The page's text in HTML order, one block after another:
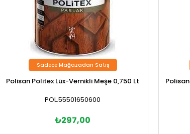
Polisan Politex Lüx-Vernikli Meşe 0,750 Lt
POL.55501650600
₺297,00
Sadece Mağazadan Satış